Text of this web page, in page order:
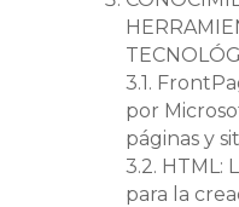
3.1.
por
páginas y
3.2. HTML:
para la